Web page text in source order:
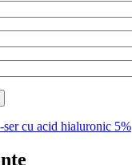
ser cu acid hialuronic 5%